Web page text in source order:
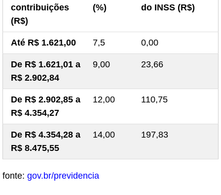
contribuições
(R$)
(%)
do INSS (R$)
Até R$ 1.621,00 7,5 0,00
De R$ 1.621,01 a
R$ 2.902,84
9,00 23,66
De R$ 2.902,85 a
R$ 4.354,27
12,00 110,75
De R$ 4.354,28 a
R$ 8.475,55
14,00 197,83
fonte: gov.br/previdencia